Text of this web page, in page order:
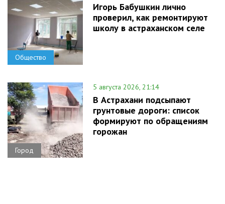
Общество
Игорь Бабушкин лично
проверил, как ремонтируют
школу в астраханском селе
Город
5 августа 2026, 21:14
В Астрахани подсыпают
грунтовые дороги: список
формируют по обращениям
горожан